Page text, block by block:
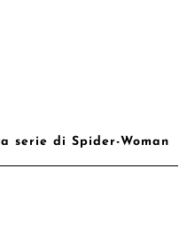
serie di Spider-Woman